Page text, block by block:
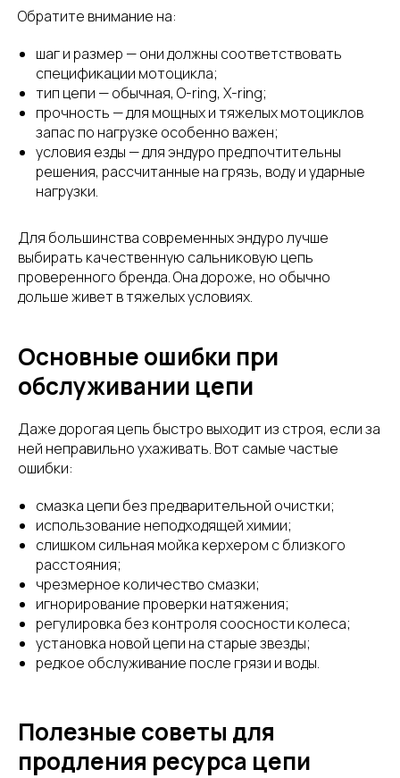
Обратите внимание на:
шаг и размер — они должны соответствовать
спецификации мотоцикла;
тип цепи — обычная, O-ring, X-ring;
прочность — для мощных и тяжелых мотоциклов
запас по нагрузке особенно важен;
условия езды — для эндуро предпочтительны
решения, рассчитанные на грязь, воду и ударные
нагрузки.
Для большинства современных эндуро лучше
выбирать качественную сальниковую цепь
проверенного бренда. Она дороже, но обычно
дольше живет в тяжелых условиях.
Основные ошибки при
обслуживании цепи
Даже дорогая цепь быстро выходит из строя, если за
ней неправильно ухаживать. Вот самые частые
ошибки:
смазка цепи без предварительной очистки;
использование неподходящей химии;
слишком сильная мойка керхером с близкого
расстояния;
чрезмерное количество смазки;
игнорирование проверки натяжения;
регулировка без контроля соосности колеса;
установка новой цепи на старые звезды;
редкое обслуживание после грязи и воды.
Полезные советы для
продления ресурса цепи